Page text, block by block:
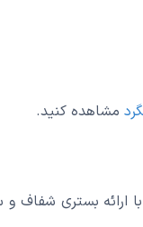
مشاهده کنید.
بستری شفاف و